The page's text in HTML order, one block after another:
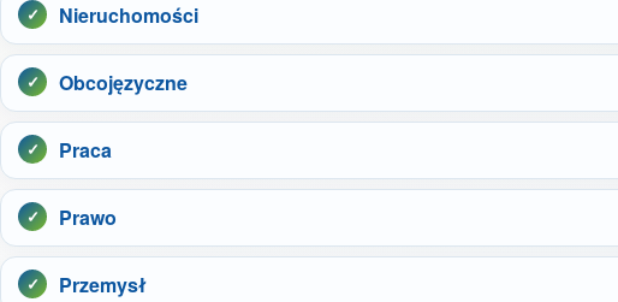
Nieruchomości
Obcojęzyczne
Praca
Prawo
Przemysł